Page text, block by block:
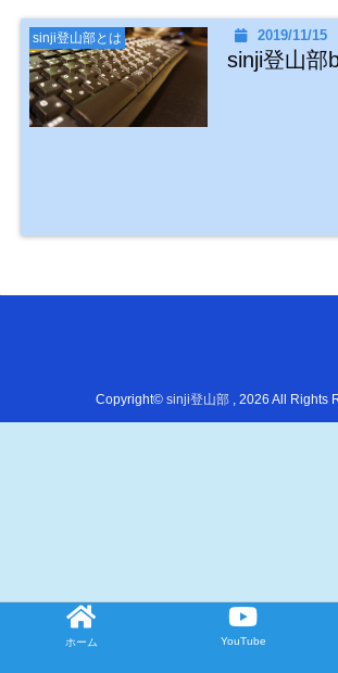
LINE
sinji登山部とは 2019/11/15
sinji登山部
ホーム YouTube
Copyright© sinji登山部, 2026 All Rights